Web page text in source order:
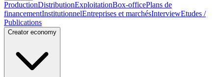
ProductionDistributionExploitationBox-officePlans de
financementInstitutionnelEntreprises et marchésInterviewEtudes /
Publications
Creator economy